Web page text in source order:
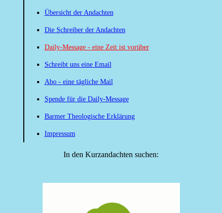
Übersicht der Andachten
Die Schreiber der Andachten
Daily-Message - eine Zeit ist vorüber
Schreibt uns eine Email
Abo - eine tägliche Mail
Spende für die Daily-Message
Barmer Theologische Erklärung
Impressum
In den Kurzandachten suchen: